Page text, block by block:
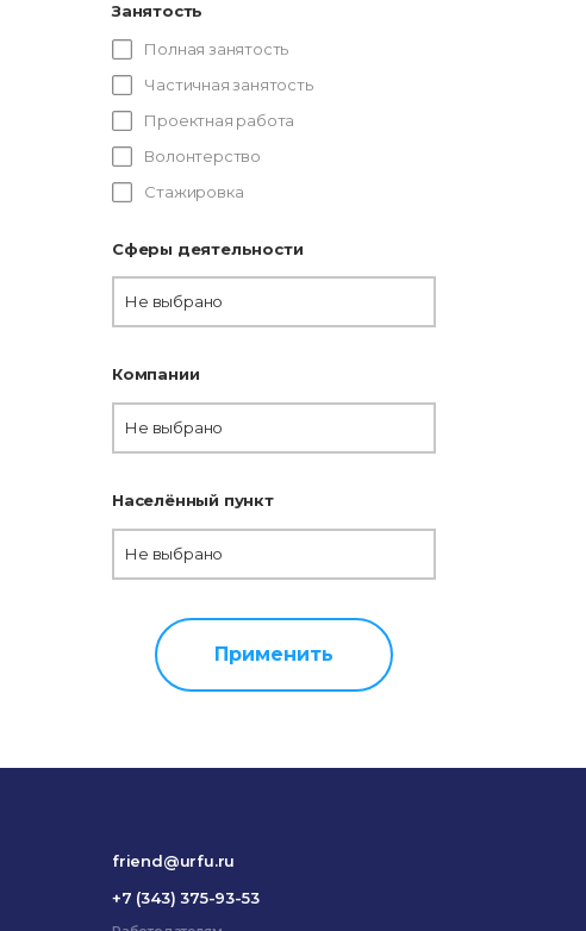
Занятость
Полная занятость
Частичная занятость
Проектная работа
Волонтерство
Стажировка
Сферы деятельности
Не выбрано
Компании
Не выбрано
Населённый пункт
Не выбрано
Применить
friend@urfu.ru
+7 (343) 375-93-53